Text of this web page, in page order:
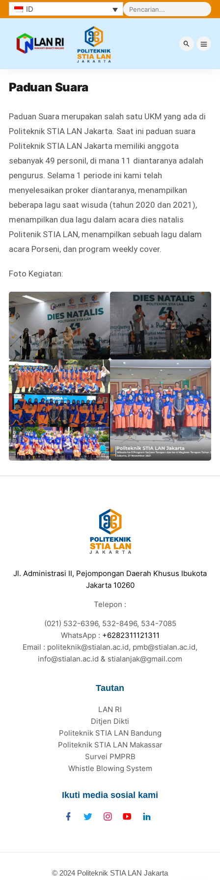
ID
Paduan Suara
Paduan Suara
Paduan Suara merupakan salah satu UKM yang ada di
Politeknik STIA LAN Jakarta. Saat ini paduan suara
Politeknik STIA LAN Jakarta memiliki anggota
sebanyak 49 personil, di mana 11 diantaranya adalah
pengurus. Selama 1 periode ini kami telah
menyelesaikan proker diantaranya, menampilkan
beberapa lagu saat wisuda (tahun 2020 dan 2021),
menampilkan dua lagu dalam acara dies natalis
Politenik STIA LAN, menampilkan sebuah lagu dalam
acara Porseni, dan program weekly cover.
Foto Kegiatan:
Jl. Administrasi II, Pejompongan Daerah Khusus Ibukota
Jakarta 10260
Telepon :
(021) 532-6396, 532-8496, 534-7085
WhatsApp : +6282311121311
Email : politeknik@stialan.ac.id, pmb@stialan.ac.id,
info@stialan.ac.id & stialanjak@gmail.com
Tautan
LAN RI
Ditjen Dikti
Politeknik STIA LAN Bandung
Politeknik STIA LAN Makassar
Survei PMPRB
Whistle Blowing System
Ikuti media sosial kami
© 2024 Politeknik STIA LAN Jakarta